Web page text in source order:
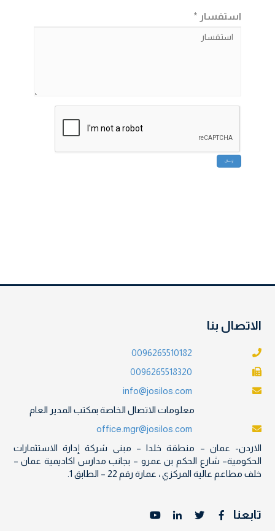
استفسار *
الاتصال بنا
0096265510182
0096265518320
info@josilos.com
معلومات الاتصال الخاصة بمكتب المدير العام
office.mgr@josilos.com
الاردن- عمان – منطقة خلدا – مبنى شركة إدارة الاستثمارات
الحكومية– شارع الحكم بن عمرو – بجانب مدارس اكاديمية عمان –
خلف مطاعم عالية المركزي ، عمارة رقم 22 – الطابق 1.
تابعنا